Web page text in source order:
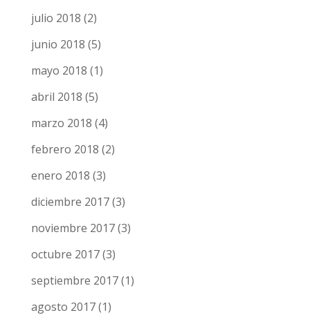
julio 2018 (2)
junio 2018 (5)
mayo 2018 (1)
abril 2018 (5)
marzo 2018 (4)
febrero 2018 (2)
enero 2018 (3)
diciembre 2017(3)
noviembre 2017(3)
octubre 2017(3)
septiembre 2017(1)
agosto 2017(1)